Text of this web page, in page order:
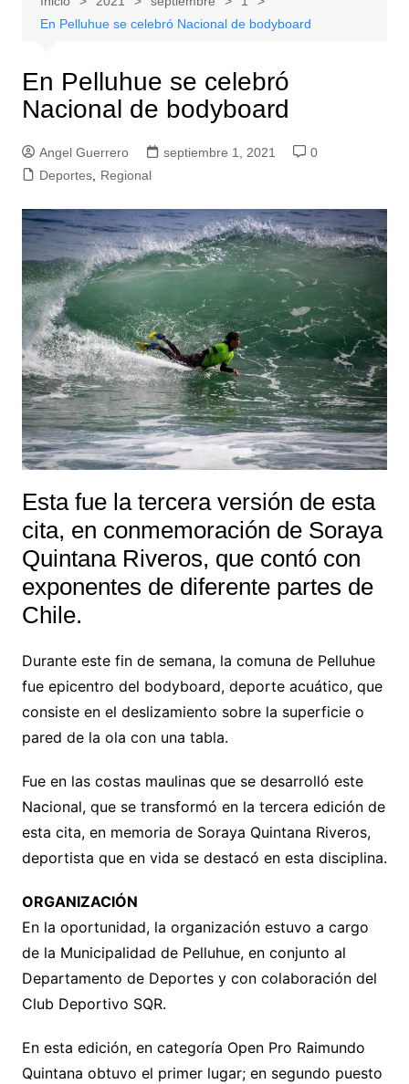
En Pelluhue se celebró Nacional de bodyboard
En Pelluhue se celebró
Nacional de bodyboard
Angel Guerrero septiembre 1, 2021
0
Deportes, Regional
Esta fue la tercera versión de esta
cita, en conmemoración de Soraya
Quintana Riveros, que contó con
exponentes de diferente partes de
Chile.
Durante este fin de semana, la comuna de Pelluhue
fue epicentro del bodyboard, deporte acuático, que
consiste en el deslizamiento sobre la superficie o
pared de la ola con una tabla.
Fue en las costas maulinas que se desarrolló este
Nacional, que se transformó en la tercera edición de
esta cita, en memoria de Soraya Quintana Riveros,
deportista que en vida se destacó en esta disciplina.
ORGANIZACIÓN
En la oportunidad, la organización estuvo a cargo
de la Municipalidad de Pelluhue, en conjunto al
Departamento de Deportes y con colaboración del
Club Deportivo SQR.
En esta edición, en categoría Open Pro Raimundo
Quintana obtuvo el primer lugar; en segundo puesto